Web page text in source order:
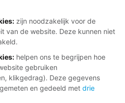
zijn noodzakelijk voor de
van de website. Deze kunnen niet
: helpen ons te begrijpen hoe
gebruiken
klikgedrag). Deze gegevens
en gedeeld met drie